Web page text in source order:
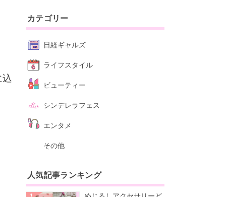
込
カテゴリー
日経ギャルズ
ライフスタイル
ビューティー
シンデレラフェス
エンタメ
その他
人気記事ランキング